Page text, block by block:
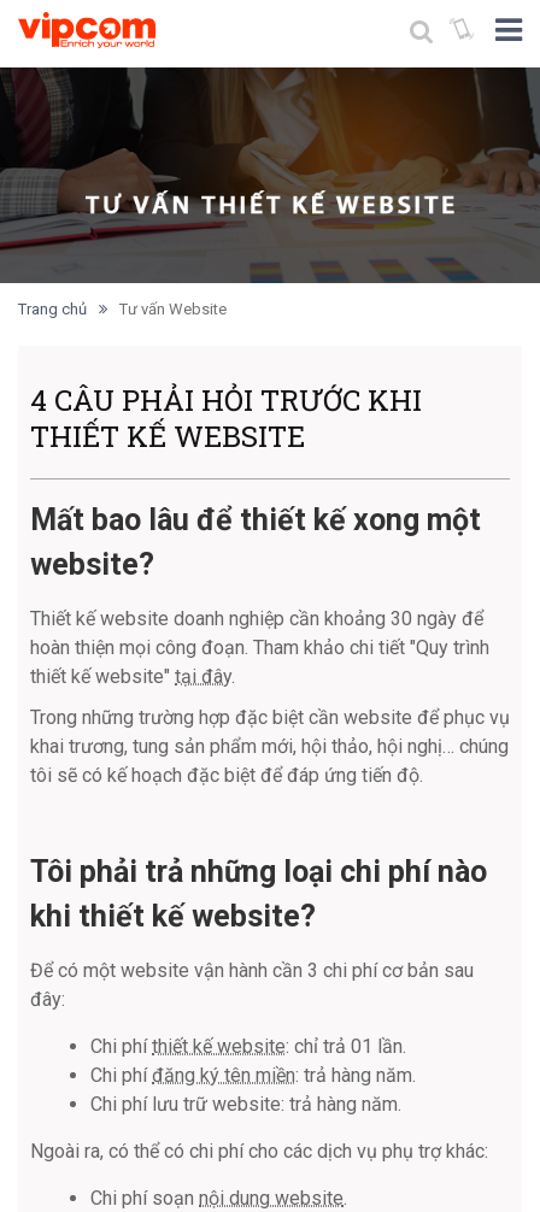
Trang chủ Tư vấn Website
4 CÂU PHẢI HỎI TRƯỚC KHI
THIẾT KẾ WEBSITE
Mất bao lâu để thiết kế xong một
website?
Thiết kế website doanh nghiệp cần khoảng 30 ngày để
hoàn thiện mọi công đoạn. Tham khảo chi tiết "Quy trình
thiết kế website" tại đây.
Trong những trường hợp đặc biệt cần website để phục vụ
khai trương, tung sản phẩm mới, hội thảo, hội nghị… chúng
tôi sẽ có kế hoạch đặc biệt để đáp ứng tiến độ.
Tôi phải trả những loại chi phí nào
khi thiết kế website?
Để có một website vận hành cần 3 chi phí cơ bản sau
đây:
Chi phíthiết kế website: chỉ trả 01 lần.
Chi phíđăng ký tên miền: trả hàng năm.
Chi phí lưu trữ website: trả hàng năm.
Ngoài ra, có thể có chi phí cho các dịch vụ phụ trợ khác:
Chi phí soạn nội dung website.